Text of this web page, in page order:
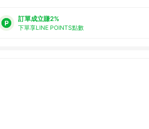
訂單成立賺2%
下單享LINE POINTS點數